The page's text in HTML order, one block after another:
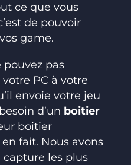
ce que vous
de pouvoir
game.
pouvez pas
PC à votre
envoie votre jeu
d’un boitier
boitier
fait. Nous avons
capture les plus